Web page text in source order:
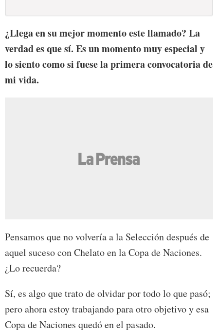
¿Llega en su mejor momento este llamado? La
verdad es que sí. Es un momento muy especial y
lo siento como si fuese la primera convocatoria de
mi vida.
Pensamos que no volvería a la Selección después de
aquel suceso con Chelato en la Copa de Naciones.
¿Lo recuerda?
Sí, es algo que trato de olvidar por todo lo que pasó;
pero ahora estoy trabajando para otro objetivo y esa
Copa de Naciones quedó en el pasado.